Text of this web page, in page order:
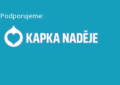
Podporujeme: